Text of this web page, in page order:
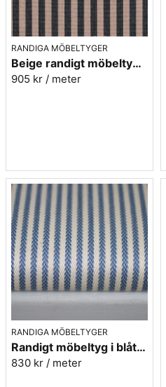
RANDIGA MÖBELTYGER
Beige randigt möbeltyg - Lill rand nr.391
905 kr / meter
RANDIGA MÖBELTYGER
Randigt möbeltyg i blått - Sofia Rand nr.50
830 kr / meter